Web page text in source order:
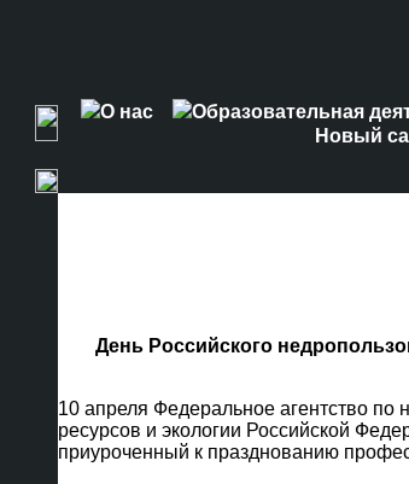
О нас Образовательная
Новый
День Российского
10 апреля Федеральное агентство
ресурсов и экологии Российской
приуроченный к празднованию